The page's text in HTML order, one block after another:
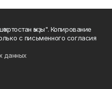
ҡыҙы". Копирование
с письменного согласия
данных